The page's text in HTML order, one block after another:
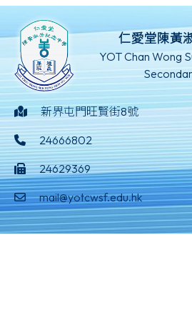
仁愛堂陳黃
YOT Chan Wong
新界屯門旺賢街8號
24666802
24629369
mail@yotcwsf.edu.hk